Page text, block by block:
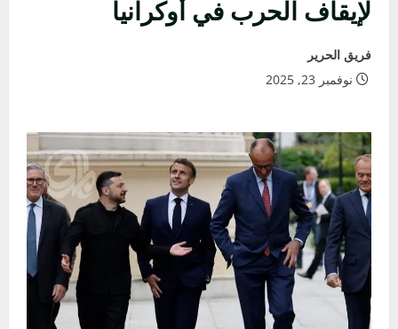
لإيقاف الحرب في أوكرانيا
فريق الحرير
نوفمبر 23, 2025